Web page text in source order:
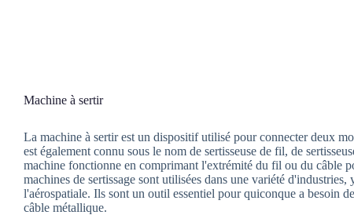
Machine à sertir
La machine à sertir est un dispositif utilisé pour connecter deux
est également connu sous le nom de sertisseuse de fil, de
machine fonctionne en comprimant l'extrémité du fil ou du câble
machines de sertissage sont utilisées dans une variété
l'aérospatiale. Ils sont un outil essentiel pour quiconque a besoin
câble métallique.